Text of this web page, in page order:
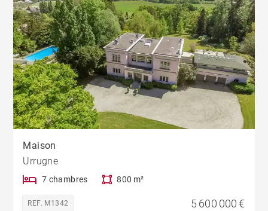
Maison
Urrugne
7 chambres 800 m²
REF. M1342 5 600 000 €